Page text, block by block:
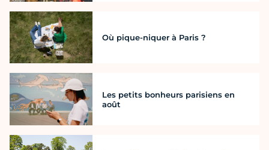
Où pique-niquer à Paris ?
Les petits bonheurs parisiens en
août